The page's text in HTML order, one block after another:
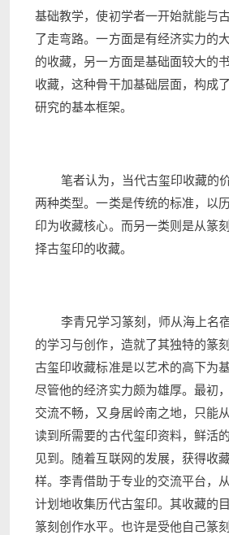
基础教学，使初学者一开始就能与
了走弯路。一方面是有经济实力的
的收藏，另一方面是基础面较大的
收藏，这种骨干加基础层面，构成
研究的基本框架。
笔者认为，当代古玺印收藏的
两种类型。一类是传统的标准，以
印为收藏核心。而另一类则是从篆
择古玺印的收藏。
李青兄学习篆刻，师从海上名
的学习与创作，造就了其独特的篆
古玺印收藏标准是以艺术的高下为
尽管他的经济实力颇为雄厚。最初
交流不畅，又身居岭南之地，只能
读到所需要的古代玺印资料，鲜活
见到。随着互联网的发展，获得收
样。李青借助于专业的交流平台，
计划地收集历代古玺印。其收藏的
篆刻创作水平。也许是受他自己篆